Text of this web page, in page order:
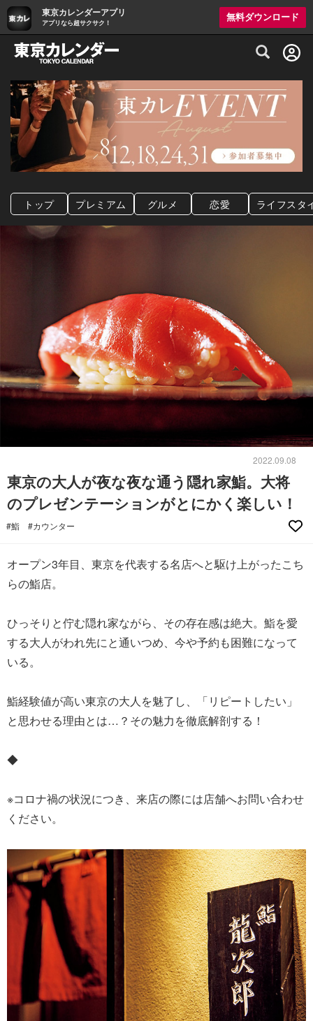
東京カレンダーアプリ
アプリなら超サクサク！
無料ダウンロード
グルメ情報・プレミアムレストラン予約
トップ プレミアム グルメ 恋愛 ライフスタ
2022.09.08
東京の大人が夜な夜な通う隠れ家鮨。大将
のプレゼンテーションがとにかく楽しい！
#鮨 #カウンター
オープン3年目、東京を代表する名店へと駆け上がったこち
らの鮨店。
ひっそりと佇む隠れ家ながら、その存在感は絶大。鮨を愛
する大人がわれ先にと通いつめ、今や予約も困難になって
いる。
鮨経験値が高い東京の大人を魅了し、「リピートしたい」
と思わせる理由とは…？その魅力を徹底解剖する！
◆
※コロナ禍の状況につき、来店の際には店舗へお問い合わせ
ください。